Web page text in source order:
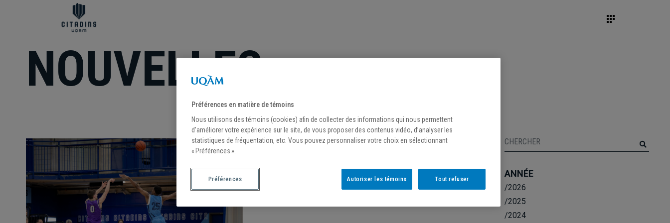
NOUVELLES
ANNÉE
/2026
/2025
/2024
Préférences en matière de témoins
Nous utilisons des témoins (cookies) afin de collecter des informations qui nous permettent
d’améliorer votre expérience sur le site, de vous proposer des contenus vidéo, d’analyser les
statistiques de fréquentation, etc. Vous pouvez personnaliser votre choix en sélectionnant
« Préférences ».
Tout refuser
Autoriser les témoins
Préférences